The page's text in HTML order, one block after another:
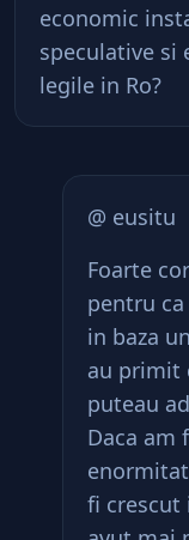
economic
speculative si
legile in Ro?
@ eusitu
Foarte
pentru
in baza
au primit
puteau
Daca am
fi crescut